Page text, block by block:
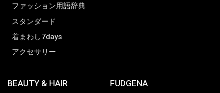
ファッション用語辞典
スタンダード
着まわし7days
アクセサリー
BEAUTY & HAIR FUDGENA